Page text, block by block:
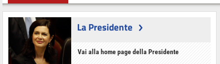
La Presidente
Vai alla home page della Presidente